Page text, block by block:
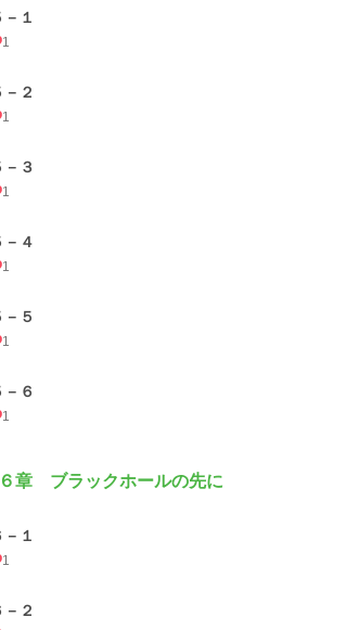
－１
1
－２
1
－３
1
－４
1
－５
1
－６
1
章 ブラックホールの先に
－１
1
－２